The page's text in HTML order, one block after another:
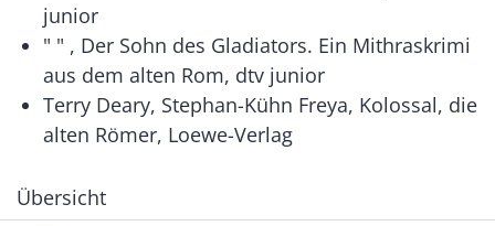
junior
" " , Der Sohn des Gladiators. Ein Mithraskrimi
aus dem alten Rom, dtv junior
Terry Deary, Stephan-Kühn Freya, Kolossal, die
alten Römer, Loewe-Verlag
Übersicht